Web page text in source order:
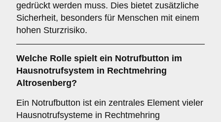
gedrückt werden muss. Dies bietet zusätzliche
Sicherheit, besonders für Menschen mit einem
hohen Sturzrisiko.
Welche Rolle spielt ein Notrufbutton im
Hausnotrufsystem in Rechtmehring
Altrosenberg?
Ein Notrufbutton ist ein zentrales Element vieler
Hausnotrufsysteme in Rechtmehring